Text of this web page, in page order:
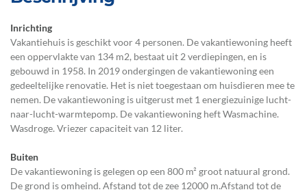
Inrichting
Vakantiehuis is geschikt voor 4 personen. De vakantiewoning heeft
een oppervlakte van 134 m2, bestaat uit 2 verdiepingen, en is
gebouwd in 1958. In 2019 ondergingen de vakantiewoning een
gedeeltelijke renovatie. Het is niet toegestaan om huisdieren mee te
nemen. De vakantiewoning is uitgerust met 1 energiezuinige lucht-
naar-lucht-warmtepomp. De vakantiewoning heft Wasmachine.
Wasdroge. Vriezer capaciteit van 12 liter.
Buiten
De vakantiewoning is gelegen op een 800 m² groot natuural grond.
De grond is omheind. Afstand tot de zee 12000 m.Afstand tot de